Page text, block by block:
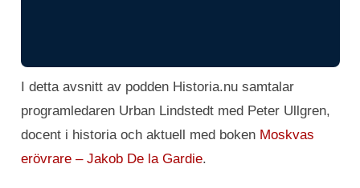
I detta avsnitt av podden Historia.nu samtalar
programledaren Urban Lindstedt med Peter Ullgren,
docent i historia och aktuell med boken Moskvas
erövrare – Jakob De la Gardie.